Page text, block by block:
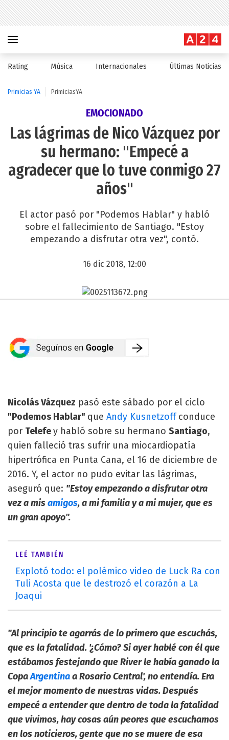
Rating Música Internacionales Últimas Noticias
Primicias YA PrimiciasYA
EMOCIONADO
Las lágrimas de Nico Vázquez por
su hermano: "Empecé a
agradecer que lo tuve conmigo 27
años"
El actor pasó por "Podemos Hablar" y habló
sobre el fallecimiento de Santiago. "Estoy
empezando a disfrutar otra vez", contó.
16 dic 2018, 12:00
Nicolás Vázquez pasó este sábado por el ciclo
"Podemos Hablar" que Andy Kusnetzoffconduce
por Telefey habló sobre su hermano Santiago,
quien falleció tras sufrir una miocardiopatía
hipertrófica en Punta Cana, el 16 de diciembre de
2016. Y, el actor no pudo evitar las lágrimas,
aseguró que: "Estoy empezando a disfrutar otra
vez a misamigos, a mi familia y a mi mujer, que es
un gran apoyo".
LEÉ TAMBIÉN
Explotó todo: el polémico video de Luck Ra con
Tuli Acosta que le destrozó el corazón a La
Joaqui
"Al principio te agarrás de lo primero que escuchás,
que es la fatalidad. '¿Cómo? Si ayer hablé con él que
estábamos festejando que River le había ganado la
CopaArgentinaa Rosario Central', no entendía. Era
el mejor momento de nuestras vidas. Después
empecé a entender que dentro de toda la fatalidad
que vivimos, hay cosas aún peores que escuchamos
en los noticieros, gente que no se muere de esa